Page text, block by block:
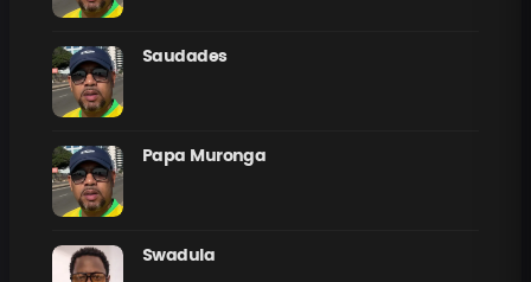
Saudades
Papa Muronga
Swadula